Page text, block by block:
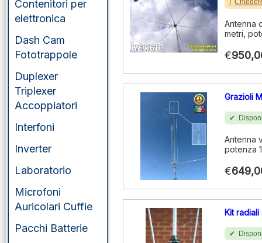
portatili
veicolari
Contenitori per
elettronica
Dash Cam
Fototrappole
Duplexer
Triplexer
Accoppiatori
Interfoni
Inverter
Laboratorio
Microfoni
Auricolari Cuffie
Pacchi Batterie
Antenna
metri,
€
Grazioli
Antenna
potenza
€
Kit radiali